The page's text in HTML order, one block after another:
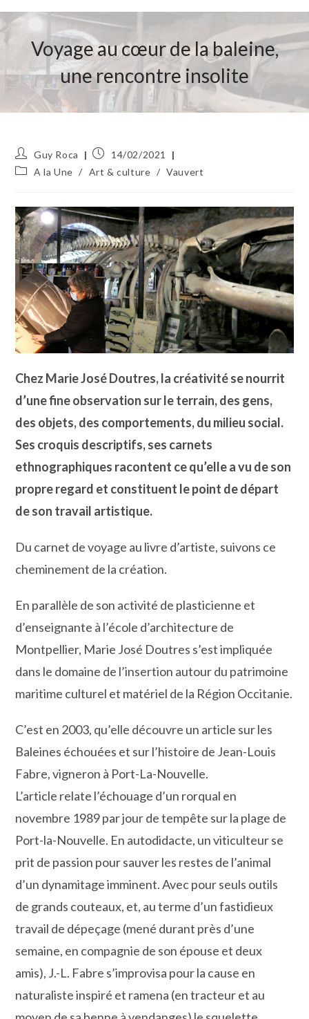
Voyage au cœur de la baleine,
une rencontre insolite
Auteur/autrice
de
Guy Roca
Publication
publiée :
14/02/2021
PostA la Une / Art & culture / Vauvert
Chez Marie José Doutres, la créativité se nourrit
d’une fine observation sur le terrain, des gens,
des objets, des comportements, du milieu social.
Ses croquis descriptifs, ses carnets
ethnographiques racontent ce qu’elle a vu de son
propre regard et constituent le point de départ
de son travail artistique.
Du carnet de voyage au livre d’artiste, suivons ce
cheminement de la création.
En parallèle de son activité de plasticienne et
d’enseignante à l’école d’architecture de
Montpellier, Marie José Doutres s’est impliquée
dans le domaine de l’insertion autour du patrimoine
maritime culturel et matériel de la Région Occitanie.
C’est en 2003, qu’elle découvre un article sur les
Baleines échouées et sur l’histoire de Jean-Louis
Fabre, vigneron à Port-La-Nouvelle.
L’article relate l’échouage d’un rorqual en
novembre 1989 par jour de tempête sur la plage de
Port-la-Nouvelle. En autodidacte, un viticulteur se
prit de passion pour sauver les restes de l’animal
d’un dynamitage imminent. Avec pour seuls outils
de grands couteaux, et, au terme d’un fastidieux
travail de dépeçage (mené durant près d’une
semaine, en compagnie de son épouse et deux
amis), J.-L. Fabre s’improvisa pour la cause en
naturaliste inspiré et ramena (en tracteur et au